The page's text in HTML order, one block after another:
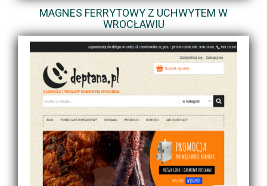
MAGNES FERRYTOWY Z UCHWYTEM W
WROCŁAWIU